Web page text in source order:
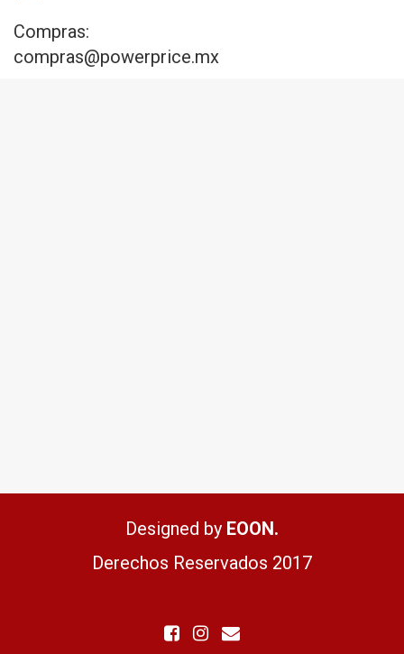
Compras:
compras@powerprice.mx
Designed by EOON.
Derechos Reservados 2017